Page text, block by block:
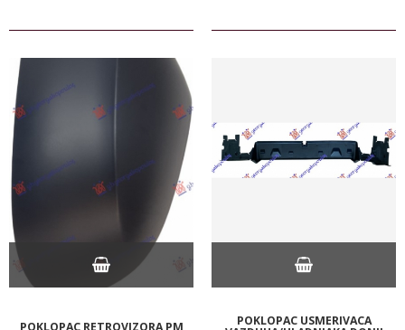
POKLOPAC RETROVIZORA PM POKLOPAC USMERIVACA